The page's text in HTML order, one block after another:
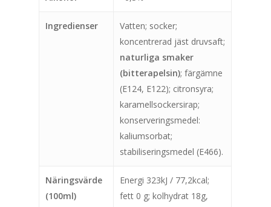
Ingredienser
Vatten; socker;
koncentrerad jäst druvsaft;
naturliga smaker
(bitterapelsin); färgämne
(E124, E122); citronsyra;
karamellsockersirap;
konserveringsmedel:
kaliumsorbat;
stabiliseringsmedel (E466).
Näringsvärde
(100ml)
Energi 323kJ / 77,2kcal;
fett 0 g; kolhydrat 18g,